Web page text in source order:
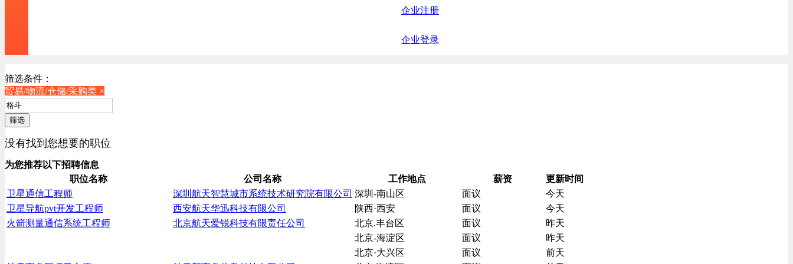
企业注册
企业登录
筛选条件：
贸易/物流/仓储/采购类 ×
筛选
没有找到您想要的职位
为您推荐以下招聘信息
职位名称
公司名称 工作地点 薪资
更新时间
卫星通信工程师
深圳航天智慧城市系统技术研究院有限公司 深圳-南山区 面议
今天
卫星导航pvt开发工程师
西安航天华迅科技有限公司 陕西·西安 面议
今天
火箭测量通信系统工程师
北京航天爱锐科技有限责任公司 北京.丰台区 面议
昨天
北京-海淀区
面议
昨天
北京·大兴区
面议
前天